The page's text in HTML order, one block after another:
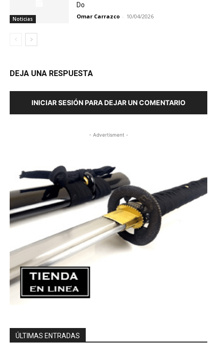
Noticias
Do
Omar Carrazco - 10/04/2026
DEJA UNA RESPUESTA
INICIAR SESIÓN PARA DEJAR UN COMENTARIO
- Advertisment -
ÚLTIMAS ENTRADAS